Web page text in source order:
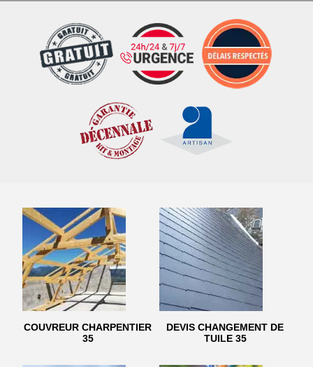
COUVREUR CHARPENTIER
35
DEVIS CHANGEMENT DE
TUILE 35